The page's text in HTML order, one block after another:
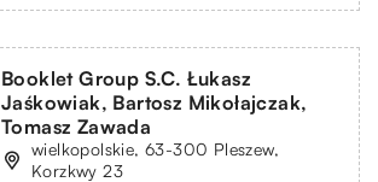
Booklet Group S.C. Łukasz
Jaśkowiak, Bartosz Mikołajczak,
Tomasz Zawada
wielkopolskie, 63-300 Pleszew,
Korzkwy 23